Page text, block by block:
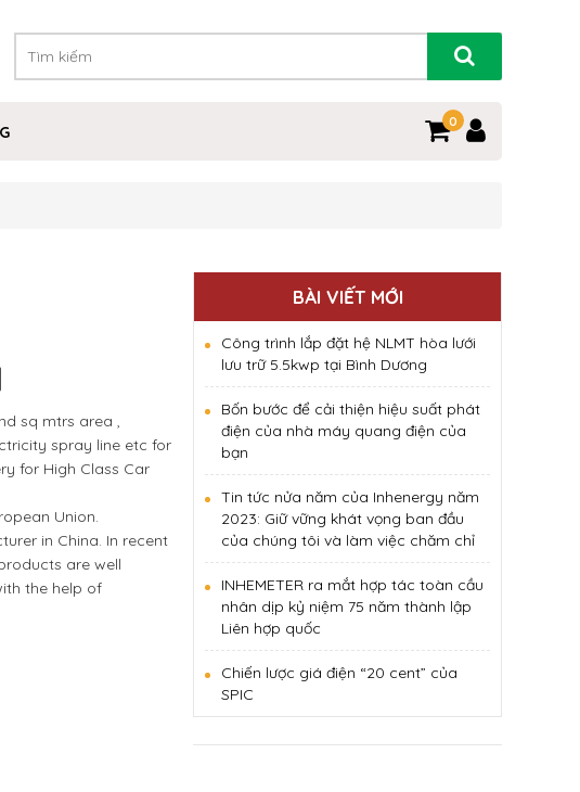
0
sq mtrs area ,
spray line etc for
for High Class Car
Union.
in China. In recent
are well
the help of
BÀI VIẾT MỚI
Công trình lắp đặt hệ NLMT hòa lưới
lưu trữ 5.5kwp tại Bình Dương
Bốn bước để cải thiện hiệu suất phát
điện của nhà máy quang điện của
bạn
Tin tức nửa năm của Inhenergy năm
2023: Giữ vững khát vọng ban đầu
của chúng tôi và làm việc chăm chỉ
INHEMETER ra mắt hợp tác toàn cầu
nhân dịp kỷ niệm 75 năm thành lập
Liên hợp quốc
Chiến lược giá điện “20 cent” của
SPIC